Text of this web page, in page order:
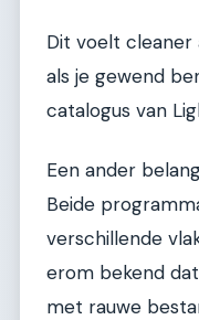
Dit voelt cleaner
als je gewend
catalogus van
Een ander
Beide
verschillende
erom bekend
met rauwe